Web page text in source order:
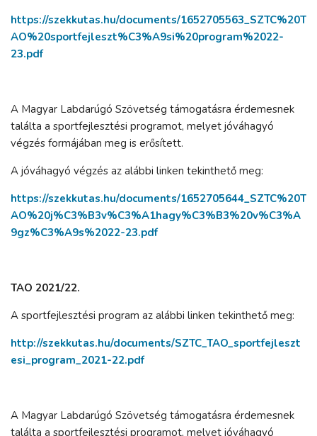
https://szekkutas.hu/documents/1652705563_SZTC%20T
AO%20sportfejleszt%C3%A9si%20program%2022-
23.pdf
A Magyar Labdarúgó Szövetség támogatásra érdemesnek
találta a sportfejlesztési programot, melyet jóváhagyó
végzés formájában meg is erősített.
A jóváhagyó végzés az alábbi linken tekinthető meg:
https://szekkutas.hu/documents/1652705644_SZTC%20T
AO%20j%C3%B3v%C3%A1hagy%C3%B3%20v%C3%A
9gz%C3%A9s%2022-23.pdf
TAO 2021/22.
A sportfejlesztési program az alábbi linken tekinthető meg:
http://szekkutas.hu/documents/SZTC_TAO_sportfejleszt
esi_program_2021-22.pdf
A Magyar Labdarúgó Szövetség támogatásra érdemesnek
találta a sportfejlesztési programot, melyet jóváhagyó